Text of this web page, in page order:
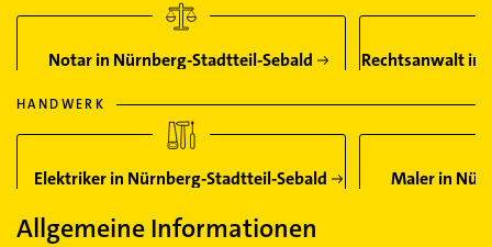
Notar in Nürnberg-Stadtteil-Sebald Rechtsanwalt in
HANDWERK
Elektriker in Nürnberg-Stadtteil-Sebald Maler in
Allgemeine Informationen